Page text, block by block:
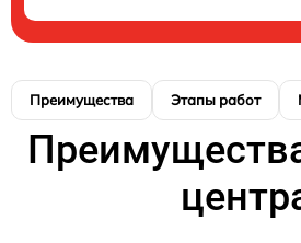
Преимущества Этапы работ